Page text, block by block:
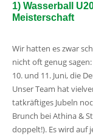
1) Wasserball
Meisterschaft
Wir hatten es zwar
nicht oft genug
10. und 11. Juni, die
Unser Team hat
tatkräftiges Jubeln
Brunch bei Athina &
doppelt!). Es wird auf